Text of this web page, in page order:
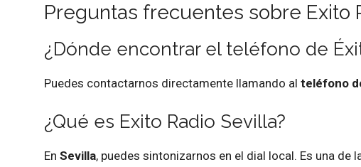
Preguntas frecuentes sobre Exito
¿Dónde encontrar el teléfono de
Puedes contactarnos directamente llamando al teléfono
¿Qué es Exito Radio Sevilla?
En Sevilla, puedes sintonizarnos en el dial local. Es una